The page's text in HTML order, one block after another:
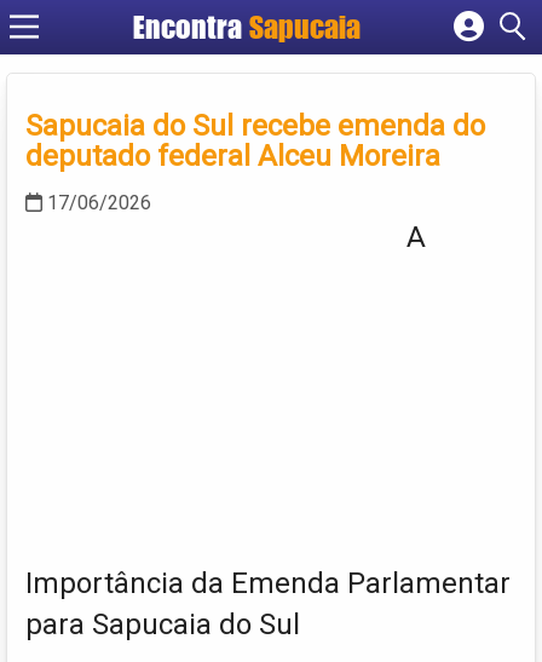
Encontra
Cadastrar empresa
Criar conta
Sapucaia do Sul recebe emenda do
deputado federal Alceu Moreira
17/06/2026
A
Importância da Emenda Parlamentar
para Sapucaia do Sul